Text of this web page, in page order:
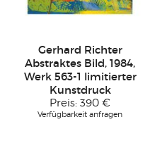
Gerhard Richter
Abstraktes Bild, 1984,
Werk 563-1 limitierter
Kunstdruck
Preis: 390 €
Verfügbarkeit anfragen